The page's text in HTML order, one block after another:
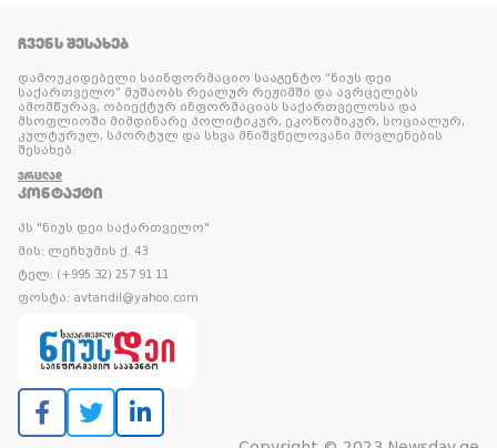
ᲩᲕᲔᲜᲡ ᲨᲔᲡᲐᲮᲔᲑ
დამოუკიდებელი საინფორმაციო სააგენტო “ნიუს დეი
საქართველო” მუშაობს რეალურ რეჟიმში და ავრცელებს
ამომწურავ, ობიექტურ ინფორმაციას საქართველოსა და
მსოფლიოში მიმდინარე პოლიტიკურ, ეკონომიკურ, სოციალურ,
კულტურულ, სპორტულ და სხვა მნიშვნელოვანი მოვლენების
შესახებ.
ᲕᲠᲪᲚᲐᲓ
ᲙᲝᲜᲢᲐᲥᲢᲘ
პს "ნიუს დეი საქართველო"
მის: ლეჩხუმის ქ. 43
ტელ: (+995 32) 257 91 11
ფოსტა: avtandil@yahoo.com